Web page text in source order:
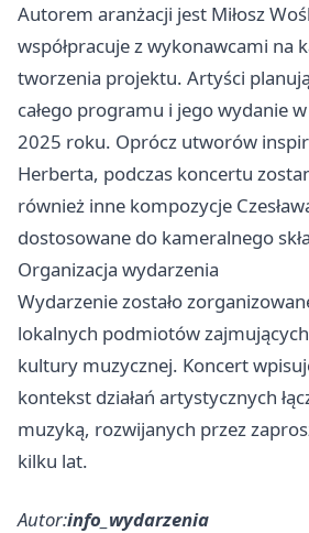
Autorem aranżacji jest Miłosz
współpracuje z wykonawcami na
tworzenia projektu. Artyści
całego programu i jego wydanie
2025 roku. Oprócz utworów
Herberta, podczas koncertu
również inne kompozycje
dostosowane do kameralnego
Organizacja wydarzenia
Wydarzenie zostało
lokalnych podmiotów
kultury muzycznej. Koncert
kontekst działań artystycznych
muzyką, rozwijanych przez
kilku lat.
Autor:info_wydarzenia